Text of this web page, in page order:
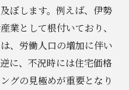
ぼします。例えば、伊勢
業として根付いており、
、労働人口の増加に伴い
に、不況時には住宅価格
グの見極めが重要となり